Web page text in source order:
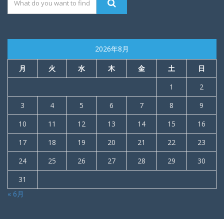
2026年8月
月 火 水 木 金 土
日
1
2
3
4 5 6 7 8
9
10
11 12 13 14 15
16
17
18 19 20 21 22
23
24
25 26 27 28 29
30
31
« 6月